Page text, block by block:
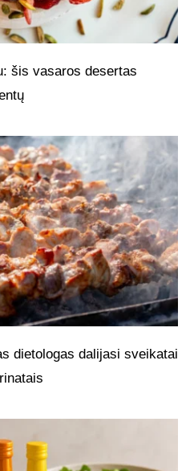
šis vasaros desertas
dietologas dalijasi sveikatai